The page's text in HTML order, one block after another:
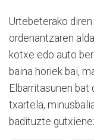
Urtebeterako
ordenantzaren
kotxe edo auto
baina horiek bai,
Elbarritasunen
txartela,
badituzte